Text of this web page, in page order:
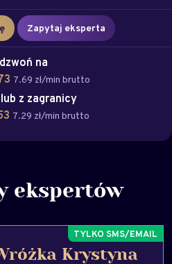
Zapytaj eksperta
na
7.69 zł/min brutto
z zagranicy
7.29 zł/min brutto
ekspertów
Krystyna